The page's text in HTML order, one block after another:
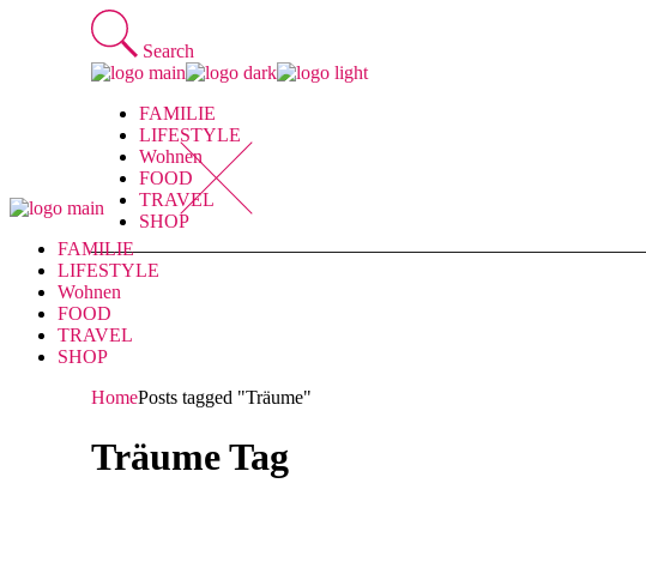
Search
FAMILIE
LIFESTYLE
Wohnen
FOOD
TRAVEL
SHOP
FAMILIE
LIFESTYLE
Wohnen
FOOD
TRAVEL
SHOP
HomePosts tagged "Träume"
Träume Tag